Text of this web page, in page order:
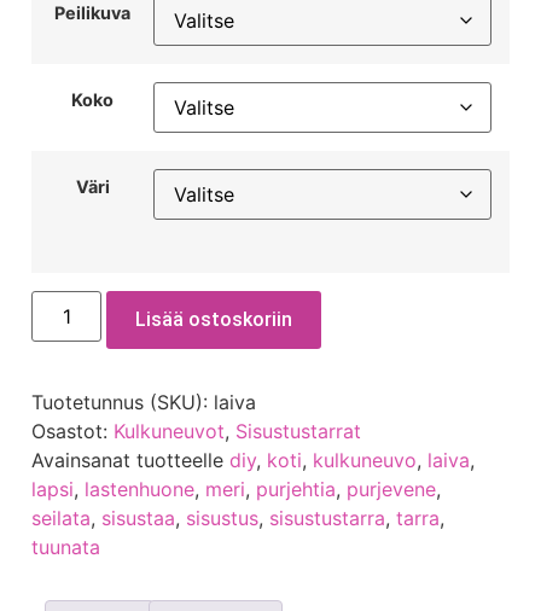
Peilikuva
Koko
Väri
Lisää ostoskoriin
Tuotetunnus (SKU): laiva
Osastot: Kulkuneuvot, Sisustustarrat
Avainsanat tuotteelle diy, koti, kulkuneuvo, laiva,
lapsi, lastenhuone, meri, purjehtia, purjevene,
seilata, sisustaa, sisustus, sisustustarra, tarra,
tuunata